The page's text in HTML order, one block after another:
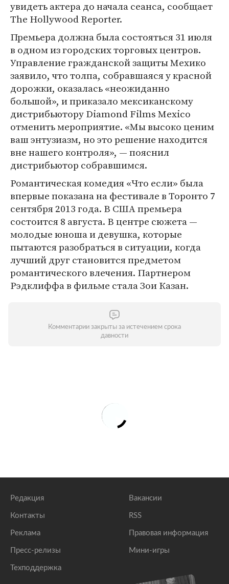
увидеть актера до начала сеанса, сообщает
The Hollywood Reporter.
Премьера должна была состояться 31 июля
в одном из городских торговых центров.
Управление гражданской защиты Мехико
заявило, что толпа, собравшаяся у красной
дорожки, оказалась «неожиданно
большой», и приказало мексиканскому
дистрибьютору Diamond Films Mexico
отменить мероприятие. «Мы высоко ценим
ваш энтузиазм, но это решение находится
вне нашего контроля», — пояснил
дистрибьютор собравшимся.
Романтическая комедия «Что если» была
впервые показана на фестивале в Торонто 7
сентября 2013 года. В США премьера
состоится 8 августа. В центре сюжета —
молодые юноша и девушка, которые
пытаются разобраться в ситуации, когда
лучший друг становится предметом
романтического влечения. Партнером
Рэдклиффа в фильме стала Зои Казан.
Комментарии закрыты за истечением срока
давности
Редакция
Контакты
Реклама
Пресс-релизы
Техподдержка
Вакансии
RSS
Правовая информация
Мини-игры